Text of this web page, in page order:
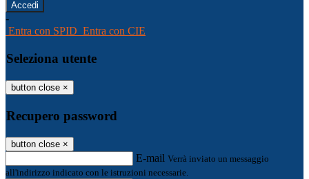
-
Entra con SPID Entra con CIE
Seleziona utente
button close ×
Recupero password
button close ×
E-mail Verrà inviato un messaggio
all'indirizzo indicato con le istruzioni necessarie.